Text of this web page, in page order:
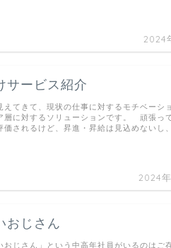
2024
サービス紹介
2024
えてきて、現状の仕事に対するモチベーシ
層に対するソリューションです。 頑張っ
価されるけど、昇進・昇給は見込めないし
おじさん
じさん」という中高年社員がいるのはご